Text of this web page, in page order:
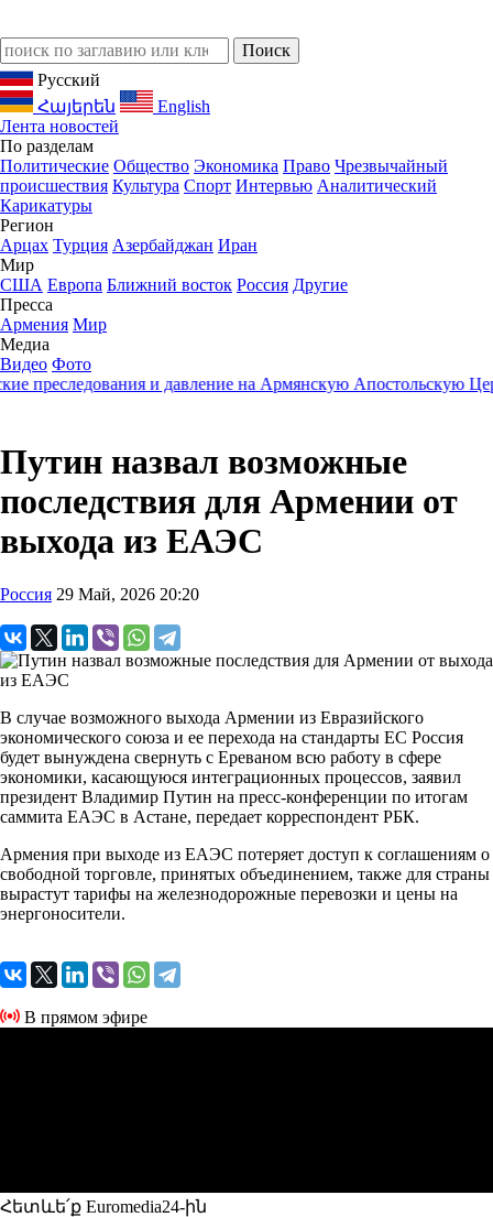
Русский
Հայերեն
English
Лента новостей
По разделам
Политические Общество Экономика Право Чрезвычайный
происшествия Культура Спорт Интервью Аналитический
Карикатуры
Регион
Арцах Турция Азербайджан Иран
Мир
США Европа Ближний восток Россия Другие
Пресса
Армения Мир
Медиа
Видео Фото
и давление на Армянскую Апостольскую
Путин назвал возможные
последствия для Армении от
выхода из ЕАЭС
Россия 29 Май, 2026 20:20
В случае возможного выхода Армении из Евразийского
экономического союза и ее перехода на стандарты ЕС Россия
будет вынуждена свернуть с Ереваном всю работу в сфере
экономики, касающуюся интеграционных процессов, заявил
президент Владимир Путин на пресс-конференции по итогам
саммита ЕАЭС в Астане, передает корреспондент РБК.
Армения при выходе из ЕАЭС потеряет доступ к соглашениям о
свободной торговле, принятых объединением, также для страны
вырастут тарифы на железнодорожные перевозки и цены на
энергоносители.
В прямом эфире
Հետևե՛ք Euromedia24-ին